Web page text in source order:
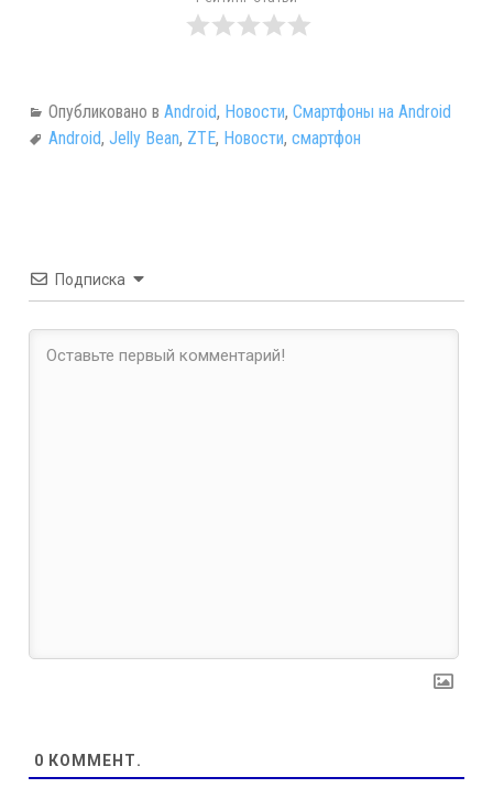
Опубликовано в Android, Новости, Смартфоны на Android
Android, Jelly Bean, ZTE, Новости, смартфон
Подписка
0 КОММЕНТ.